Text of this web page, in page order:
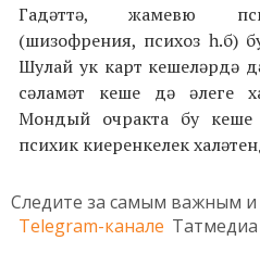
Гадәттә, жамевю
(шизофрения, психоз һ.б)
Шулай ук карт кешеләрдә
сәламәт кеше дә әлеге
Мондый очракта бу
психик киеренкелек
Следите за самым важным
Telegram-канале Татмедиа